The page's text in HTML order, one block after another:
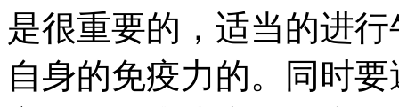
是很重要的，适当的进
自身的免疫力的。同时